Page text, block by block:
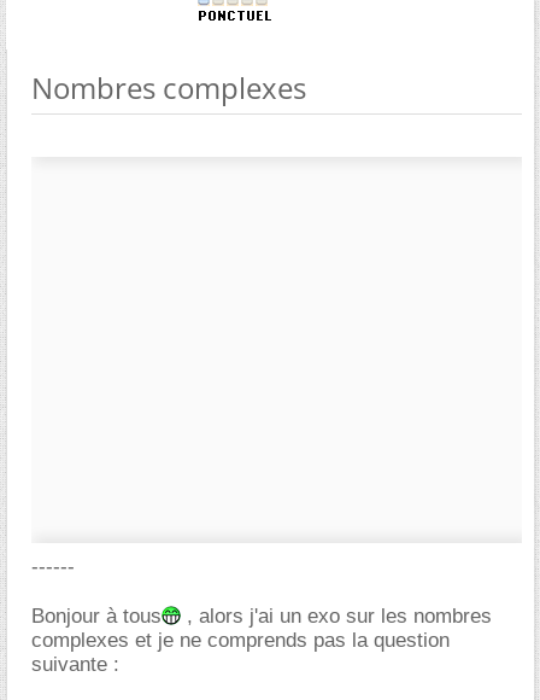
Nombres complexes
------
Bonjour à tous
, alors j'ai un exo sur les nombres
complexes et je ne comprends pas la question
suivante :